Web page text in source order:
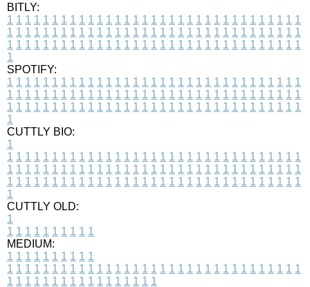
BITLY:
1 1 1 1 1 1 1 1 1 1 1 1 1 1 1 1 1 1 1 1 1 1 1 1 1 1 1 1 1 1 1 1 1
1 1 1 1 1 1 1 1 1 1 1 1 1 1 1 1 1 1 1 1 1 1 1 1 1 1 1 1 1 1 1 1 1
1 1 1 1 1 1 1 1 1 1 1 1 1 1 1 1 1 1 1 1 1 1 1 1 1 1 1 1 1 1 1 1 1
1
SPOTIFY:
1 1 1 1 1 1 1 1 1 1 1 1 1 1 1 1 1 1 1 1 1 1 1 1 1 1 1 1 1 1 1 1 1
1 1 1 1 1 1 1 1 1 1 1 1 1 1 1 1 1 1 1 1 1 1 1 1 1 1 1 1 1 1 1 1 1
1 1 1 1 1 1 1 1 1 1 1 1 1 1 1 1 1 1 1 1 1 1 1 1 1 1 1 1 1 1 1 1 1
1
CUTTLY BIO:
1
1 1 1 1 1 1 1 1 1 1 1 1 1 1 1 1 1 1 1 1 1 1 1 1 1 1 1 1 1 1 1 1 1
1 1 1 1 1 1 1 1 1 1 1 1 1 1 1 1 1 1 1 1 1 1 1 1 1 1 1 1 1 1 1 1 1
1 1 1 1 1 1 1 1 1 1 1 1 1 1 1 1 1 1 1 1 1 1 1 1 1 1 1 1 1 1 1 1 1
1
CUTTLY OLD:
1
1 1 1 1 1 1 1 1 1 1
MEDIUM:
1 1 1 1 1 1 1 1 1 1
1 1 1 1 1 1 1 1 1 1 1 1 1 1 1 1 1 1 1 1 1 1 1 1 1 1 1 1 1 1 1 1 1
1 1 1 1 1 1 1 1 1 1 1 1 1 1 1 1 1